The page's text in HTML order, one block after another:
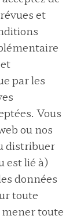
et
par les
Vous
ou nos
distribuer
est lié à)
données
toute
toute